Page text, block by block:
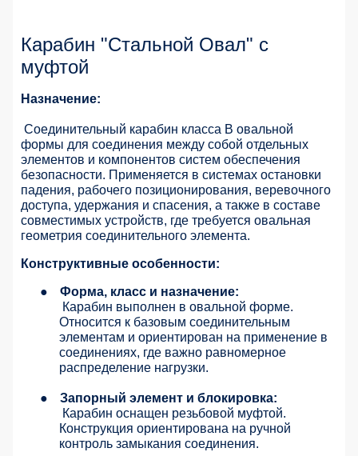
Карабин "Стальной Овал" с
муфтой
Назначение:
Соединительный карабин класса B овальной
формы для соединения между собой отдельных
элементов и компонентов систем обеспечения
безопасности. Применяется в системах остановки
падения, рабочего позиционирования, веревочного
доступа, удержания и спасения, а также в составе
совместимых устройств, где требуется овальная
геометрия соединительного элемента.
Конструктивные особенности:
●
Форма, класс и назначение:
Карабин выполнен в овальной форме.
Относится к базовым соединительным
элементам и ориентирован на применение в
соединениях, где важно равномерное
распределение нагрузки.
●
Запорный элемент и блокировка:
Карабин оснащен резьбовой муфтой.
Конструкция ориентирована на ручной
контроль замыкания соединения.